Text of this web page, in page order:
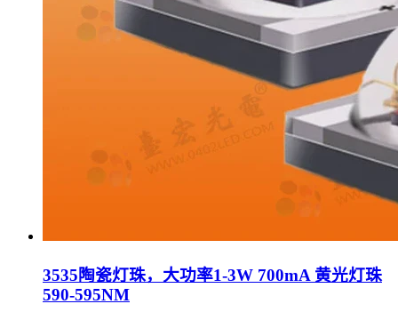
3535陶瓷灯珠，大功率1-3W 700mA 黄光灯珠
590-595NM